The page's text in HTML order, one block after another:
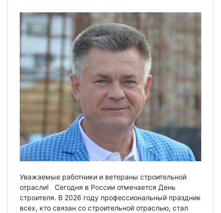
Уважаемые работники и ветераны строительной
отрасли! Сегодня в России отмечается День
строителя. В 2026 году профессиональный праздник
всех, кто связан со строительной отраслью, стал